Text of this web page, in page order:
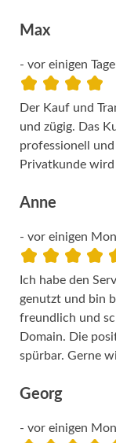
Max
- vor einigen
Der Kauf und
und zügig. Das
professionell
Privatkunde
Anne
- vor einigen
Ich habe den
genutzt und bin
freundlich und
Domain. Die
spürbar. Gerne
Georg
- vor einigen